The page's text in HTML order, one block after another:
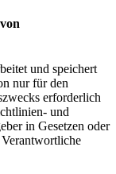
und speichert
nur für den
erforderlich
und
in Gesetzen oder